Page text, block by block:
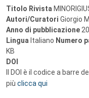
Titolo Rivista
Autori/Curatori Giorgio
Anno di pubblicazione
Lingua Italiano Numero
KB
DOI
Il DOI è il codice a barre
più clicca qui